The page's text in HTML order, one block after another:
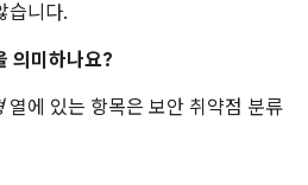
습니다.
의미하나요?
열에 있는 항목은 보안 취약점 분류